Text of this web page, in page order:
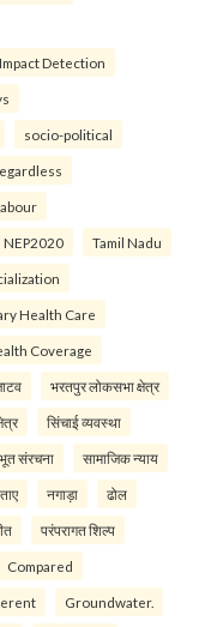
Detection
socio-political
NEP2020 Tamil Nadu
Health Care
Coverage
भरतपुर लोकसभा क्षेत्र
सिंचाई व्यवस्था
संरचना सामाजिक न्याय
नगाड़ा ढोल
परंपरागत शिल्प
Compared
Groundwater.